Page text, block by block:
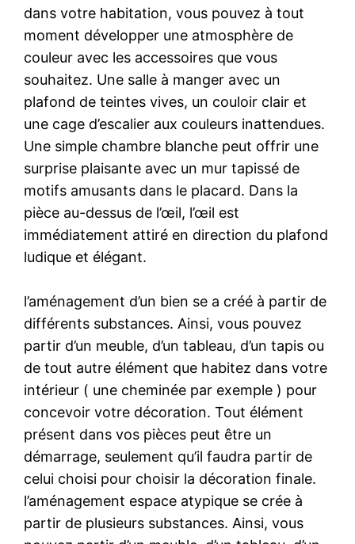
dans votre habitation, vous pouvez à tout
moment développer une atmosphère de
couleur avec les accessoires que vous
souhaitez. Une salle à manger avec un
plafond de teintes vives, un couloir clair et
une cage d’escalier aux couleurs inattendues.
Une simple chambre blanche peut offrir une
surprise plaisante avec un mur tapissé de
motifs amusants dans le placard. Dans la
pièce au-dessus de l’œil, l’œil est
immédiatement attiré en direction du plafond
ludique et élégant.
l’aménagement d’un bien se a créé à partir de
différents substances. Ainsi, vous pouvez
partir d’un meuble, d’un tableau, d’un tapis ou
de tout autre élément que habitez dans votre
intérieur ( une cheminée par exemple ) pour
concevoir votre décoration. Tout élément
présent dans vos pièces peut être un
démarrage, seulement qu’il faudra partir de
celui choisi pour choisir la décoration finale.
l’aménagement espace atypique se crée à
partir de plusieurs substances. Ainsi, vous